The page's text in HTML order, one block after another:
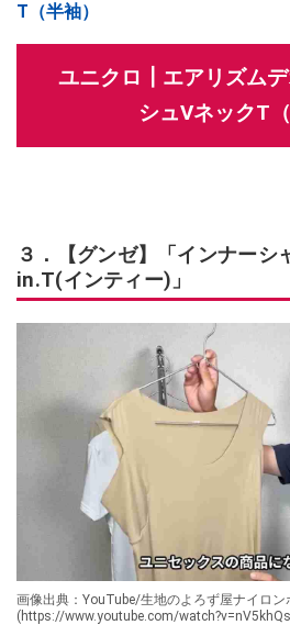
T（半袖）
ユニクロ┃エアリズム
シュVネックT（
３．【グンゼ】「インナーシ
in.T(インティー)」
画像出典：YouTube/生地のよろず屋ナイロン
(https://www.youtube.com/